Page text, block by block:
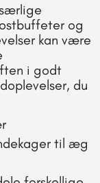
og
kan være
i godt
du
til æg